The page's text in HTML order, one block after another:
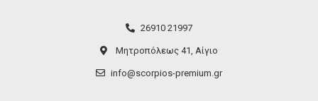
26910 21997
Μητροπόλεως 41, Αίγιο
info@scorpios-premium.gr